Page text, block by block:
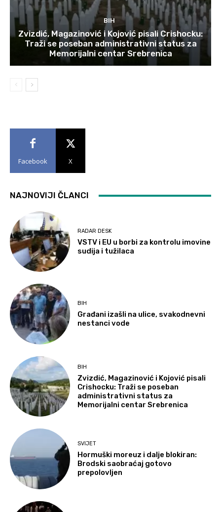
BIH
Zvizdić, Magazinović i Kojović pisali Crishocku:
Traži se poseban administrativni status za
Memorijalni centar Srebrenica
Facebook X
NAJNOVIJI ČLANCI
RADAR DESK
VSTV i EU u borbi za kontrolu imovine
sudija i tužilaca
BIH
Građani izašli na ulice, svakodnevni
nestanci vode
BIH
Zvizdić, Magazinović i Kojović pisali
Crishocku: Traži se poseban
administrativni status za
Memorijalni centar Srebrenica
SVIJET
Hormuški moreuz i dalje blokiran:
Brodski saobraćaj gotovo
prepolovljen